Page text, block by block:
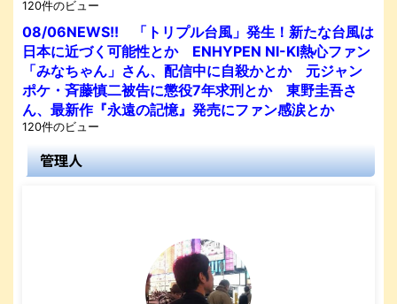
120件のビュー
08/06NEWS!! 「トリプル台風」発生！新たな台風は
日本に近づく可能性とか ENHYPEN NI-KI熱心ファン
「みなちゃん」さん、配信中に自殺かとか 元ジャン
ポケ・斉藤慎二被告に懲役7年求刑とか 東野圭吾さ
ん、最新作『永遠の記憶』発売にファン感涙とか
120件のビュー
管理人